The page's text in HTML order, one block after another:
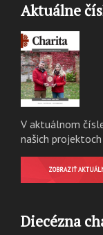
Aktuálne
V aktuálnom
našich
ZOBRAZIŤ
Diecézna